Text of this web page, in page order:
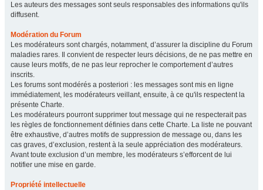
Les auteurs des messages sont seuls responsables des informations qu'ils
diffusent.
Modération du Forum
Les modérateurs sont chargés, notamment, d’assurer la discipline du Forum
maladies rares. Il convient de respecter leurs décisions, de ne pas mettre en
cause leurs motifs, de ne pas leur reprocher le comportement d’autres
inscrits.
Les forums sont modérés a posteriori : les messages sont mis en ligne
immédiatement, les modérateurs veillant, ensuite, à ce qu'ils respectent la
présente Charte.
Les modérateurs pourront supprimer tout message qui ne respecterait pas
les règles de fonctionnement définies dans cette Charte. La liste ne pouvant
être exhaustive, d’autres motifs de suppression de message ou, dans les
cas graves, d’exclusion, restent à la seule appréciation des modérateurs.
Avant toute exclusion d’un membre, les modérateurs s’efforcent de lui
notifier une mise en garde.
Propriété intellectuelle